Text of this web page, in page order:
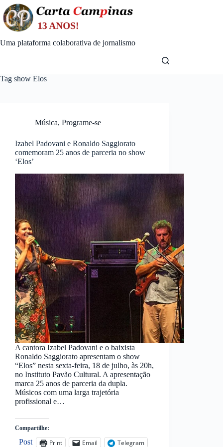
Skip
to
content
Uma plataforma colaborativa de jornalismo
Tag show Elos
Música, Programe-se
Izabel Padovani e Ronaldo Saggiorato
comemoram 25 anos de parceria no show
‘Elos’
A cantora Izabel Padovani e o baixista
Ronaldo Saggiorato apresentam o show
“Elos” nesta sexta-feira, 18 de julho, às 20h,
no Instituto Pavão Cultural. A apresentação
marca 25 anos de parceria da dupla.
Músicos com uma larga trajetória
profissional e…
Compartilhe:
Post Print Email Telegram